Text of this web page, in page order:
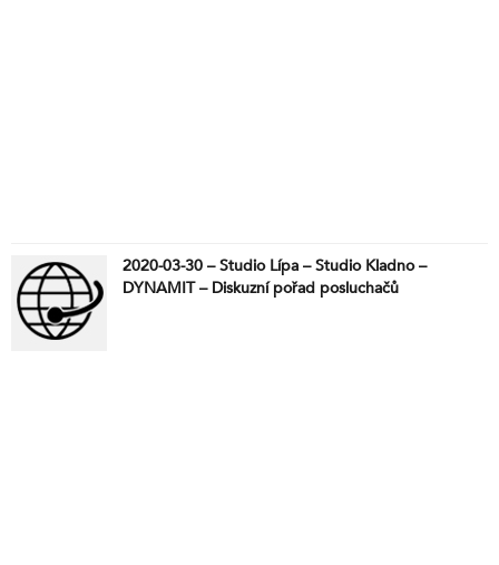
2020-03-30 – Studio Lípa – Studio Kladno –
DYNAMIT – Diskuzní pořad posluchačů